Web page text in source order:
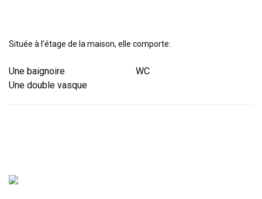
Située à l’étage de la maison, elle comporte:
Une baignoire
Une double vasque
WC